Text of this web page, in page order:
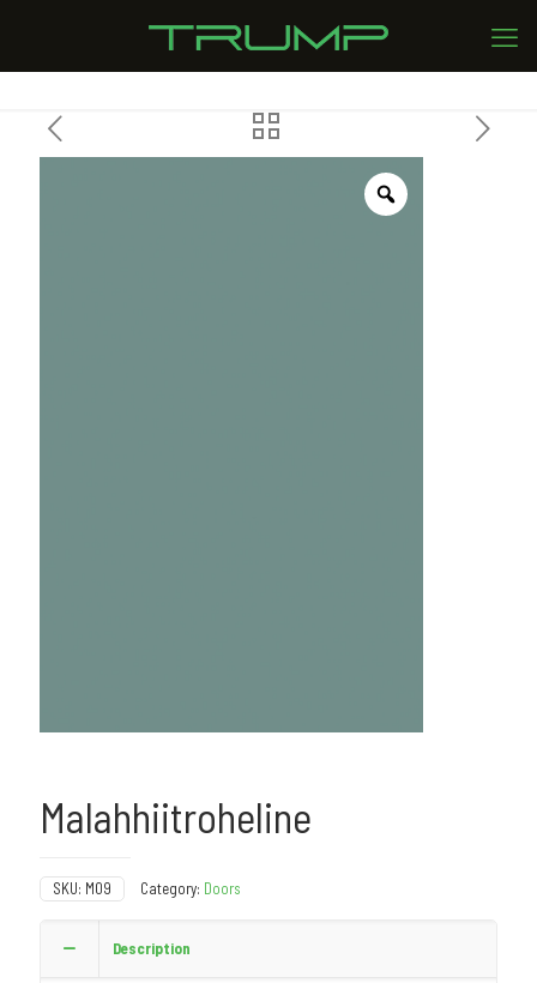
Malahhiitroheline
SKU: M09 Category: Doors
Description